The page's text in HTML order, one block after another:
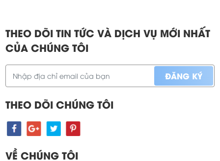
THEO DÕI TIN TỨC VÀ DỊCH VỤ MỚI NHẤT
CỦA CHÚNG TÔI
THEO DÕI CHÚNG TÔI
VỀ CHÚNG TÔI